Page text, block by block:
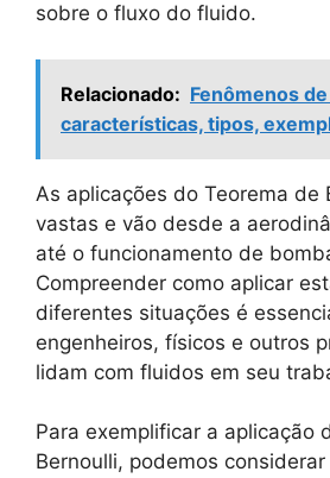
sobre o fluxo do fluido.
Relacionado: Fenômenos
características, tipos,
As aplicações do Teorema de
vastas e vão desde a
até o funcionamento de
Compreender como aplicar
diferentes situações é
engenheiros, físicos e outros
lidam com fluidos em seu
Para exemplificar a aplicação
Bernoulli, podemos